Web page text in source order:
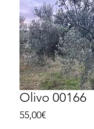
Olivo 00166
55,00€Price